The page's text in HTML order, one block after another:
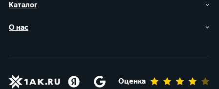
Каталог
О нас
Оценка